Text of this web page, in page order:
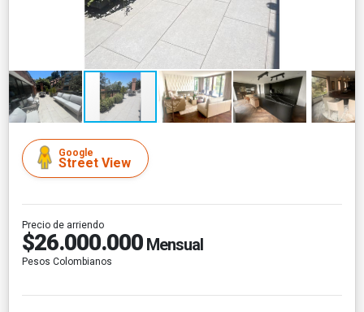
Google
Street View
Precio de arriendo
$26.000.000 Mensual
Pesos Colombianos